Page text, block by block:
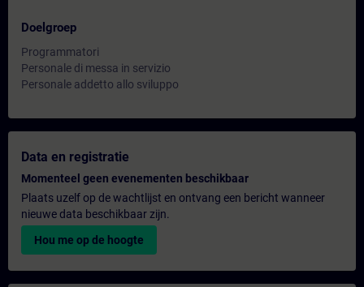
Doelgroep
Programmatori
Personale di messa in servizio
Personale addetto allo sviluppo
Data en registratie
Momenteel geen evenementen beschikbaar
Plaats uzelf op de wachtlijst en ontvang een bericht wanneer
nieuwe data beschikbaar zijn.
Hou me op de hoogte